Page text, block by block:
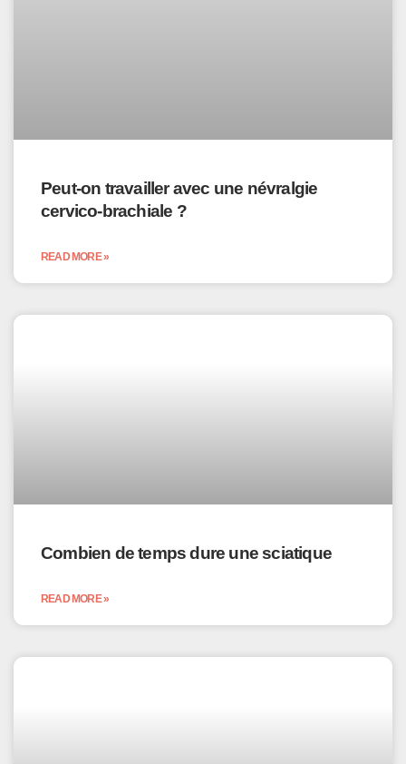
Peut-on travailler avec une névralgie
cervico-brachiale ?
READ MORE »
Combien de temps dure une sciatique
READ MORE »